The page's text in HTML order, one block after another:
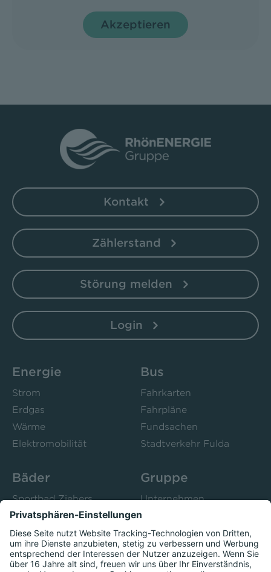
Akzeptieren
Kontakt
Zählerstand
Störung melden
Login
Energie
Strom
Erdgas
Wärme
Elektromobilität
Bus
Fahrkarten
Fahrpläne
Fundsachen
Stadtverkehr Fulda
Bäder
Sportbad Ziehers
Freibad Rosenau
Stadtbad Esperanto
Kurse
Gruppe
Unternehmen
Bistro 52
Presse
Herzschlag